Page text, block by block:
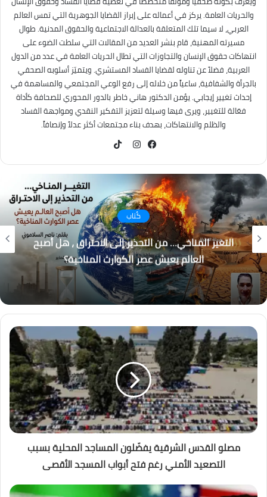
والحريات العامة. يركز في أعماله على إبراز القضايا الجوهرية التي تمس العالم
العربي، لا سيما تلك المتعلقة بالعدالة الاجتماعية والحقوق المدنية. طوال
مسيرته المهنية، قام بنشر العديد من المقالات التي سلطت الضوء على
انتهاكات حقوق الإنسان والتجاوزات التي تطال الحريات العامة في عدد من الدول
العربية، فضلاً عن تناوله لقضايا الفساد المستشري. ويتميّز أسلوبه الصحفي
بالجرأة والشفافية، ساعياً من خلاله إلى رفع الوعي المجتمعي والمساهمة في
إحداث تغيير إيجابي. يؤمن الدكتور هاني خاطر بالدور المحوري للصحافة كأداة
فعّالة للتغيير، ويرى فيها وسيلة لتعزيز التفكير النقدي ومواجهة الفساد
والظلم والانتهاكات، بهدف بناء مجتمعات أكثر عدلاً وإنصافاً.
كُتاب
التغير المناخي… من التحذير إلى الاحتراق ، هل أصبح
العالم يعيش عصر الكوارث المناخية؟
مصلو القدس الشرقية يفضّلون المساجد المحلية بسبب
التصعيد الأمني رغم فتح أبواب المسجد الأقصى